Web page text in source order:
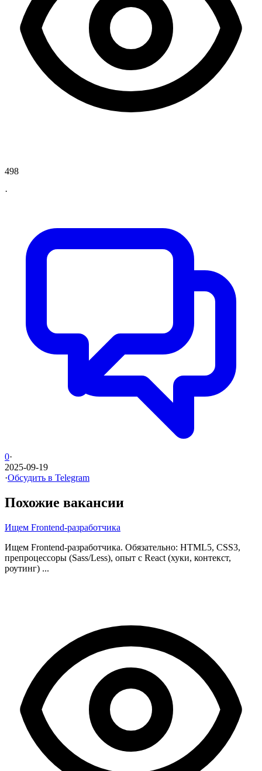
498
·
0·
2025-09-19
·Обсудить в Telegram
Похожие вакансии
Ищем Frontend-разработчика
Ищем Frontend-разработчика. Обязательно: HTML5, CSS3,
препроцессоры (Sass/Less), опыт с React (хуки, контекст,
роутинг) ...